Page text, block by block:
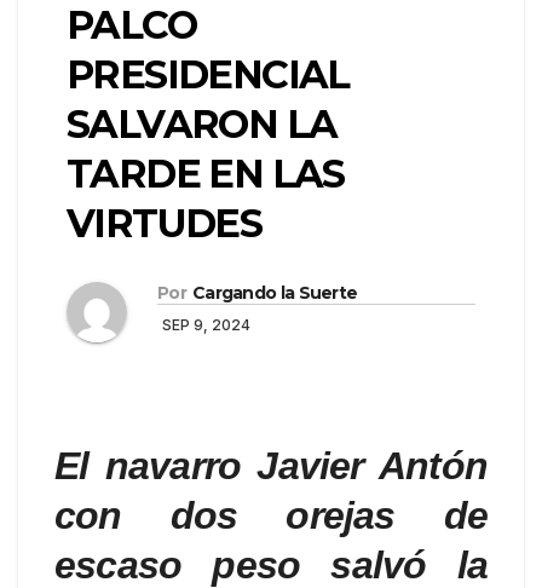
PALCO
PRESIDENCIAL
SALVARON LA
TARDE EN LAS
VIRTUDES
Por Cargando la Suerte
SEP 9, 2024
El navarro Javier Antón
con dos orejas de
escaso peso salvó la